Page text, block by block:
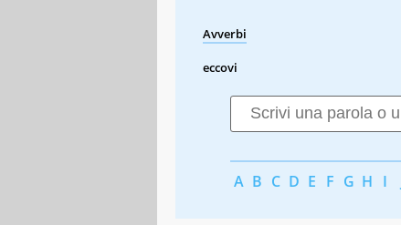
Avverbi
eccovi
A B C D E F G H I